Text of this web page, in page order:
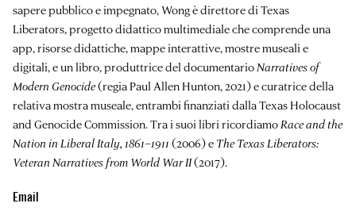
sapere pubblico e impegnato, Wong è direttore diTexas
Liberators, progetto didattico multimediale che comprende una
app, risorse didattiche, mappe interattive, mostre museali e
digitali, e un libro, produttrice del documentarioNarratives of
Modern Genocide(regia Paul Allen Hunton, 2021) e curatrice della
relativa mostra museale, entrambi finanziati dalla Texas Holocaust
and Genocide Commission. Tra i suoi libri ricordiamoRace and the
Nation in Liberal Italy, 1861–1911 (2006) e The Texas Liberators:
Veteran Narratives from World War II(2017).
Email